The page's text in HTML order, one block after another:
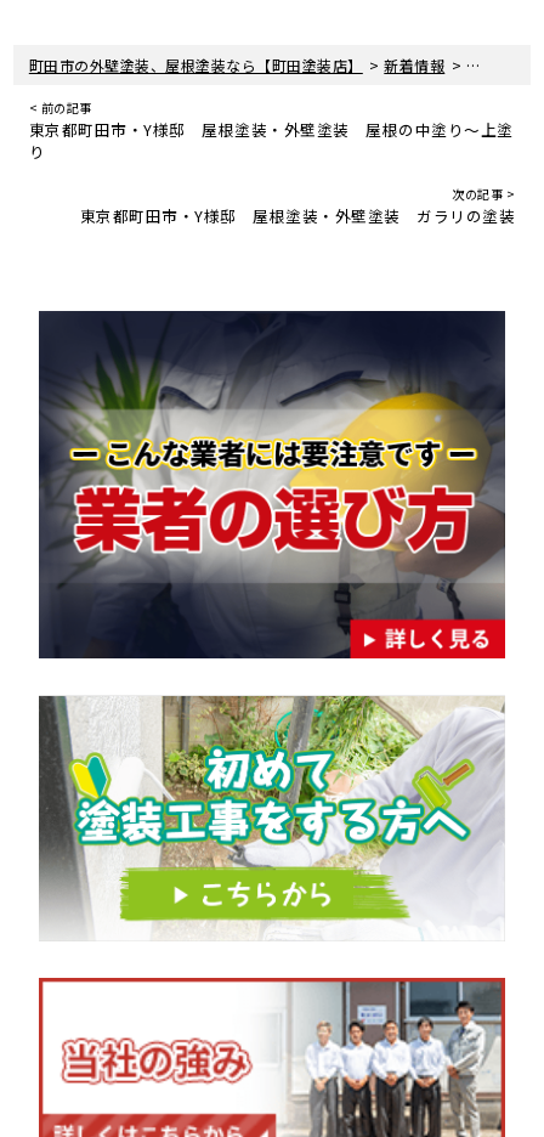
町田市の外壁塗装、屋根塗装なら【町田塗装店】 >新着情報 > 現場レポ
< 前の記事
東京都町田市・Y様邸 屋根塗装・外壁塗装 屋根の中塗り～上塗
り
次の記事 >
東京都町田市・Y様邸 屋根塗装・外壁塗装 ガラリの塗装